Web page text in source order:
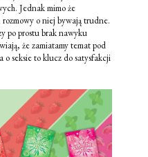
Jednak mimo że
rozmowy o niej bywają trudne.
po prostu brak nawyku
że zamiatamy temat pod
o seksie to klucz do satysfakcji